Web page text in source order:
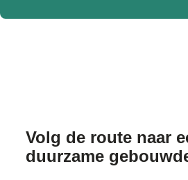
Volg de route naar
duurzame